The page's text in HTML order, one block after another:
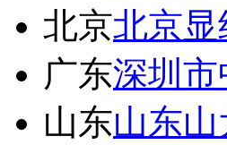
北京北京
广东深圳
山东山东